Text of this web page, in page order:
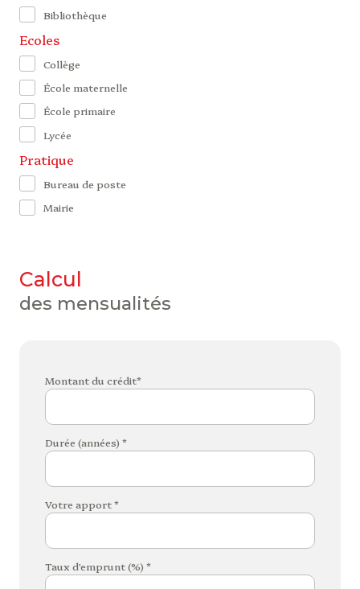
Bibliothèque
Ecoles
Collège
École maternelle
École primaire
Lycée
Pratique
Bureau de poste
Mairie
calcul
des mensualités
Montant du crédit*
Durée (années) *
Votre apport *
Taux d'emprunt (%) *